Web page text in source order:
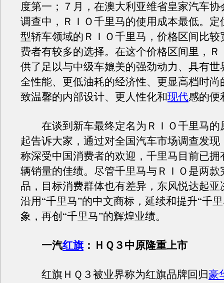
度第一；７月，在澳大利亚维省皇家汽车协
调查中，ＲＩＯ千里马的使用成本最低。定
型轿车领域的ＲＩＯ千里马，价格区间比较
费者有较多的选择。在这个价格区间里，Ｒ
供了足以与中级车媲美的强劲动力、具有世
全性能、更低油耗的经济性、更显高档时尚
致温馨的内部设计、更人性化和现代感的便
在谈到新车最终定名为ＲＩＯ千里马的
起告诉大家，通过对全国汽车市场调查发现
称深受中国消费者的欢迎，千里马目前已拥
辆销量的佳绩。尽管千里马与ＲＩＯ是两款
品，目标消费群体也有差异，东风悦达起亚
沿用“千里马”的中文商标，延续和提升“千
象，再创“千里马”的辉煌业绩。
一汽红旗：ＨＱ３中原隆重上市
红旗ＨＱ３被业界称为红旗品牌回归豪